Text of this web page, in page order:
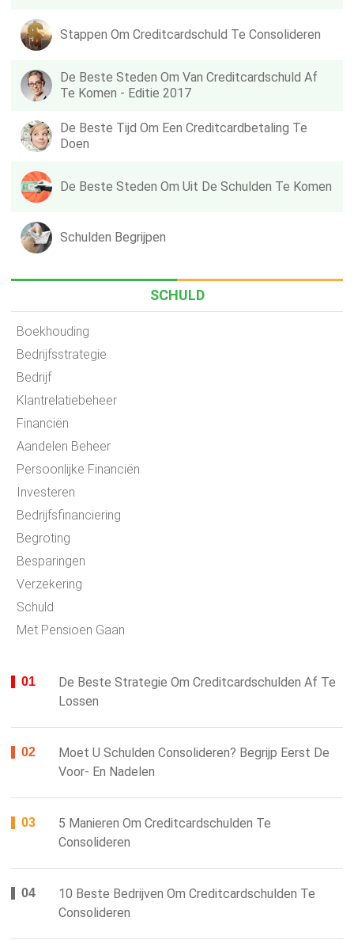
Stappen Om Creditcardschuld Te Consolideren
De Beste Steden Om Van Creditcardschuld Af
Te Komen - Editie 2017
De Beste Tijd Om Een ​​creditcardbetaling Te
Doen
De Beste Steden Om Uit De Schulden Te Komen
Schulden Begrijpen
SCHULD
Boekhouding
Bedrijfsstrategie
Bedrijf
Klantrelatiebeheer
Financiën
Aandelen Beheer
Persoonlijke Financiën
Investeren
Bedrijfsfinanciering
Begroting
Besparingen
Verzekering
Schuld
Met Pensioen Gaan
De Beste Strategie Om Creditcardschulden Af ​​te
Lossen
Moet U Schulden Consolideren? Begrijp Eerst De
Voor- En Nadelen
5 Manieren Om Creditcardschulden Te
Consolideren
10 Beste Bedrijven Om Creditcardschulden Te
Consolideren